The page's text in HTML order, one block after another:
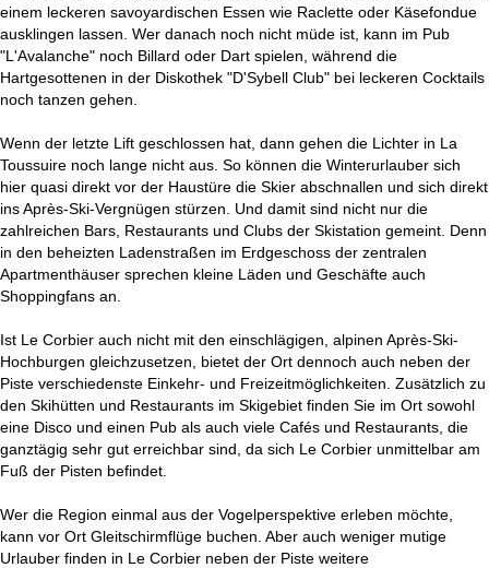
einem leckeren savoyardischen Essen wie Raclette oder Käsefondue
ausklingen lassen. Wer danach noch nicht müde ist, kann im Pub
"L'Avalanche" noch Billard oder Dart spielen, während die
Hartgesottenen in der Diskothek "D'Sybell Club" bei leckeren Cocktails
noch tanzen gehen.
Wenn der letzte Lift geschlossen hat, dann gehen die Lichter in La
Toussuire noch lange nicht aus. So können die Winterurlauber sich
hier quasi direkt vor der Haustüre die Skier abschnallen und sich direkt
ins Après-Ski-Vergnügen stürzen. Und damit sind nicht nur die
zahlreichen Bars, Restaurants und Clubs der Skistation gemeint. Denn
in den beheizten Ladenstraßen im Erdgeschoss der zentralen
Apartmenthäuser sprechen kleine Läden und Geschäfte auch
Shoppingfans an.
Ist Le Corbier auch nicht mit den einschlägigen, alpinen Après-Ski-
Hochburgen gleichzusetzen, bietet der Ort dennoch auch neben der
Piste verschiedenste Einkehr- und Freizeitmöglichkeiten. Zusätzlich zu
den Skihütten und Restaurants im Skigebiet finden Sie im Ort sowohl
eine Disco und einen Pub als auch viele Cafés und Restaurants, die
ganztägig sehr gut erreichbar sind, da sich Le Corbier unmittelbar am
Fuß der Pisten befindet.
Wer die Region einmal aus der Vogelperspektive erleben möchte,
kann vor Ort Gleitschirmflüge buchen. Aber auch weniger mutige
Urlauber finden in Le Corbier neben der Piste weitere